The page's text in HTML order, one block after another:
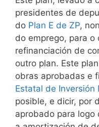
presidentes de
do Plan E de ZP,
do emprego, para o
refinanciación de
outro plan. Este
obras aprobadas e
Estatal de Inversión
posible, e dicir, por
aprobado para